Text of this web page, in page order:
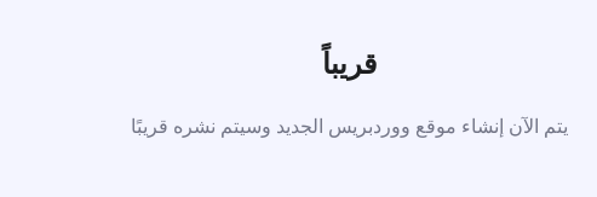
قريباً
يتم الآن إنشاء موقع ووردبريس الجديد وسيتم نشره قريبًا